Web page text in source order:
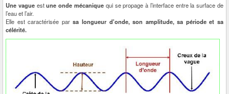
Une vague estune onde mécanique qui se propage à l’interface entre la surface de
l’eau et l’air.
Elle est caractérisée parsa longueur d'onde, son amplitude, sa période et sa
célérité.